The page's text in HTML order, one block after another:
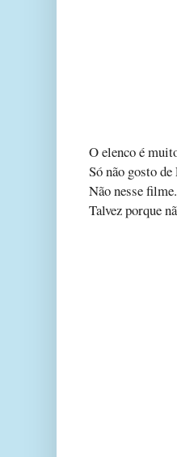
O elenco é
Só não gosto
Não nesse
Talvez porque